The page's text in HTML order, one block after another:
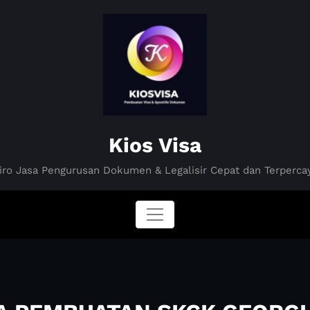
Kios Visa
Jasa Pengurusan Dokumen & Legalisir Cepat dan